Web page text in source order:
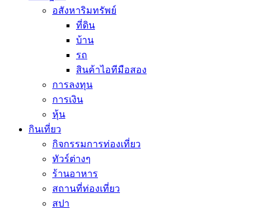
อสังหาริมทรัพย์
ที่ดิน
บ้าน
รถ
สินค้าไอทีมือสอง
การลงทุน
การเงิน
หุ้น
กินเที่ยว
กิจกรรมการท่องเที่ยว
ทัวร์ต่างๆ
ร้านอาหาร
สถานที่ท่องเที่ยว
สปา